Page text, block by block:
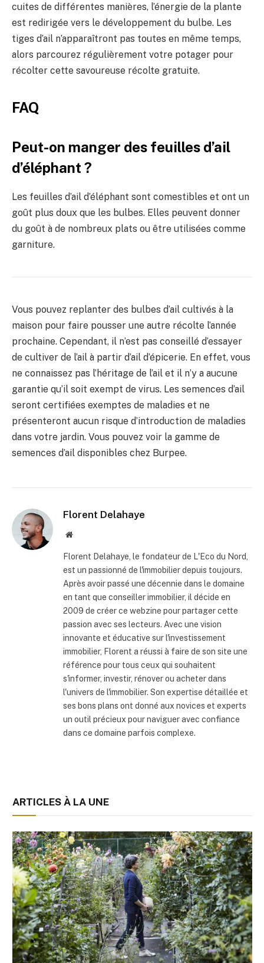
cuites de différentes manières, l’énergie de la plante
est redirigée vers le développement du bulbe. Les
tiges d’ail n’apparaîtront pas toutes en même temps,
alors parcourez régulièrement votre potager pour
récolter cette savoureuse récolte gratuite.
FAQ
Peut-on manger des feuilles d’ail
d’éléphant ?
Les feuilles d’ail d’éléphant sont comestibles et ont un
goût plus doux que les bulbes. Elles peuvent donner
du goût à de nombreux plats ou être utilisées comme
garniture.
Vous pouvez replanter des bulbes d’ail cultivés à la
maison pour faire pousser une autre récolte l’année
prochaine. Cependant, il n’est pas conseillé d’essayer
de cultiver de l’ail à partir d’ail d’épicerie. En effet, vous
ne connaissez pas l’héritage de l’ail et il n’y a aucune
garantie qu’il soit exempt de virus. Les semences d’ail
seront certifiées exemptes de maladies et ne
présenteront aucun risque d’introduction de maladies
dans votre jardin. Vous pouvez voir la gamme de
semences d’ail disponibles chez Burpee.
Florent Delahaye
Site
Florent Delahaye, le fondateur de L'Eco du Nord,
est un passionné de l'immobilier depuis toujours.
Après avoir passé une décennie dans le domaine
en tant que conseiller immobilier, il décide en
2009 de créer ce webzine pour partager cette
passion avec ses lecteurs. Avec une vision
innovante et éducative sur l'investissement
immobilier, Florent a réussi à faire de son site une
référence pour tous ceux qui souhaitent
s'informer, investir, rénover ou acheter dans
l'univers de l'immobilier. Son expertise détaillée et
ses bons plans ont donné aux novices et experts
un outil précieux pour naviguer avec confiance
dans ce domaine parfois complexe.
ARTICLES À LA UNE